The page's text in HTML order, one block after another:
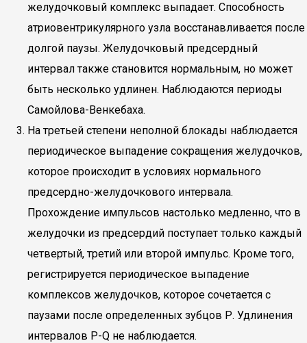
желудочковый комплекс выпадает. Способность
атриовентрикулярного узла восстанавливается после
долгой паузы. Желудочковый предсердный
интервал также становится нормальным, но может
быть несколько удлинен. Наблюдаются периоды
Самойлова-Венкебаха.
На третьей степени неполной блокады наблюдается
периодическое выпадение сокращения желудочков,
которое происходит в условиях нормального
предсердно-желудочкового интервала.
Прохождение импульсов настолько медленно, что в
желудочки из предсердий поступает только каждый
четвертый, третий или второй импульс. Кроме того,
регистрируется периодическое выпадение
комплексов желудочков, которое сочетается с
паузами после определенных зубцов Р. Удлинения
интервалов P-Q не наблюдается.